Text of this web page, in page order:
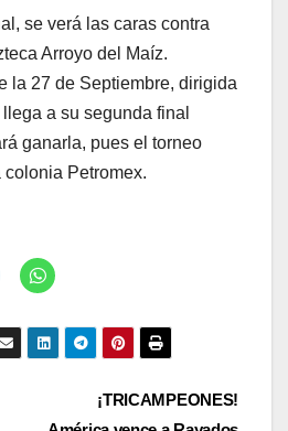
se verá las caras contra
Arroyo del Maíz.
la 27 de Septiembre, dirigida
llega a su segunda final
ganarla, pues el torneo
Petromex.
¡TRICAMPEONES!